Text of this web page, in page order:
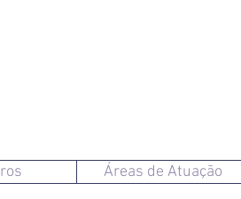
Áreas de Atuação